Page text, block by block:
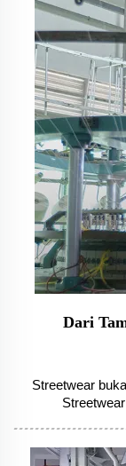
Dari
Streetwear